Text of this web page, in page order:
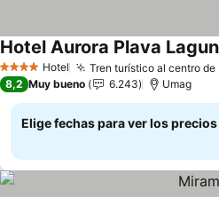
4 EstrellasHotel Tren turístico al centro de
Hotel Aurora Plava
8,2 Muy bueno 6.243 Umag
Elige fechas para ver los